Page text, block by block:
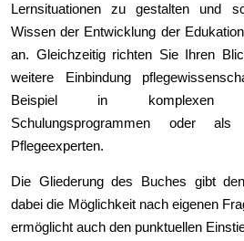
Lernsituationen zu gestalten und
Wissen der Entwicklung der
an. Gleichzeitig richten Sie Ihren
weitere Einbindung
Beispiel in komplexen
Schulungsprogrammen oder als
Pflegeexperten.
Die Gliederung des Buches gibt
dabei die Möglichkeit nach eigenen
ermöglicht auch den punktuellen